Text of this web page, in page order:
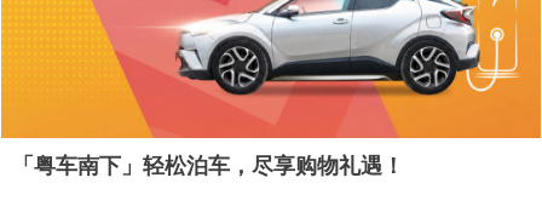
「粤车南下」轻松泊车，尽享购物礼遇！